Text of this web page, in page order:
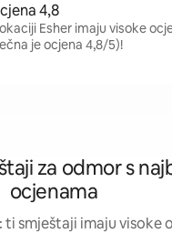
4,8
Esher imaju visoke
je ocjena 4,8/5)!
za odmor s
ocjenama
ti smještaji imaju visoke